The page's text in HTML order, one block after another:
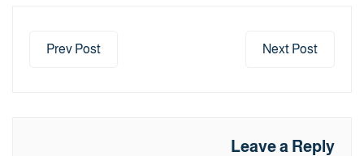
Prev Post Next Post
Leave a Reply